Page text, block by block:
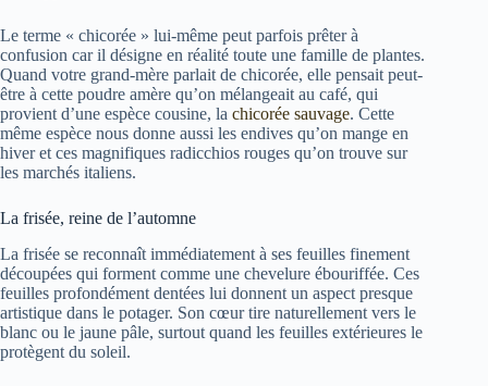
Le terme « chicorée » lui-même peut parfois prêter à
confusion car il désigne en réalité toute une famille de plantes.
Quand votre grand-mère parlait de chicorée, elle pensait peut-
être à cette poudre amère qu’on mélangeait au café, qui
provient d’une espèce cousine, la chicorée sauvage. Cette
même espèce nous donne aussi les endives qu’on mange en
hiver et ces magnifiques radicchios rouges qu’on trouve sur
les marchés italiens.
La frisée, reine de l’automne
La frisée se reconnaît immédiatement à ses feuilles finement
découpées qui forment comme une chevelure ébouriffée. Ces
feuilles profondément dentées lui donnent un aspect presque
artistique dans le potager. Son cœur tire naturellement vers le
blanc ou le jaune pâle, surtout quand les feuilles extérieures le
protègent du soleil.